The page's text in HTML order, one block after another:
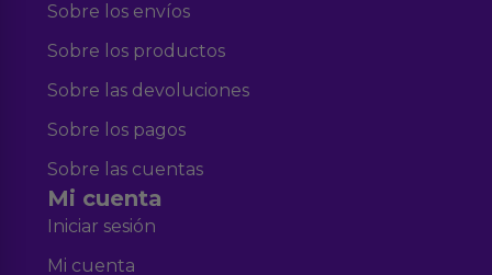
Sobre los envíos
Sobre los productos
Sobre las devoluciones
Sobre los pagos
Sobre las cuentas
Mi cuenta
Iniciar sesión
Mi cuenta